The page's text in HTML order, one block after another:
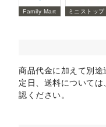
Family Mart ミニストップ
商品代金に加えて別
定日、送料について
認ください。